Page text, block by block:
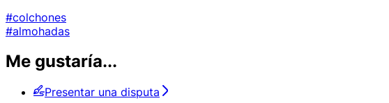
#colchones
#almohadas
Me gustaría...
Presentar una disputa